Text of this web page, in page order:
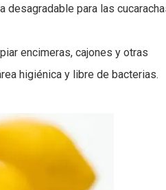
desagradable para las
encimeras, cajones y otras
higiénica y libre de bacterias.